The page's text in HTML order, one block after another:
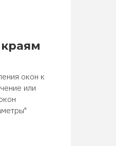
окон к
или